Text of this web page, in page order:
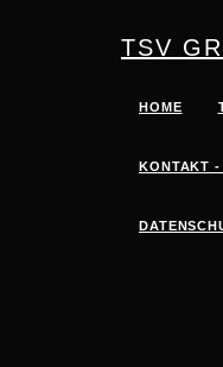
TSV
HOME
KONTAKT -